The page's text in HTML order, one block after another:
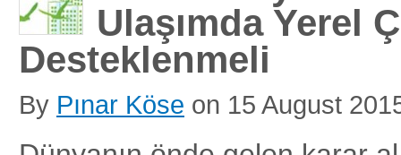
Ulaşımda Yerel
Desteklenmeli
By Pınar Köse on 15 August